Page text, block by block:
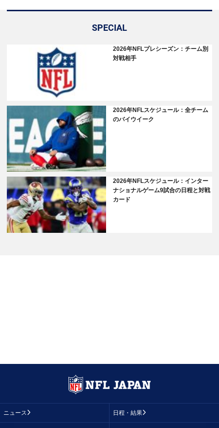
SPECIAL
2026年NFLプレシーズン：チーム別
対戦相手
2026年NFLスケジュール：全チーム
のバイウイーク
2026年NFLスケジュール：インター
ナショナルゲーム9試合の日程と対戦
カード
ニュース 日程・結果